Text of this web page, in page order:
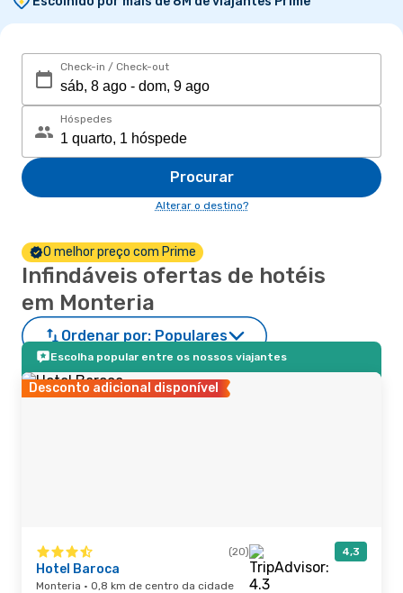
Check-in / Check-out
Hóspedes
Procurar
Alterar o destino?
O melhor preço com Prime
Infindáveis ofertas de hotéis
em Monteria
Ordenar por: Populares
Escolha popular entre os nossos viajantes
Desconto adicional disponível
(20) 4,3
Hotel Baroca
Monteria · 0,8 km de centro da cidade